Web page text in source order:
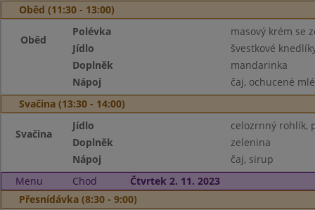
Oběd (11:30 - 13:00)
Oběd
Polévka
masový krém se
Jídlo
švestkové
Doplněk
mandarinka
Nápoj
čaj, ochucené
Svačina (13:30 - 14:00)
Svačina
Jídlo
celozrnný rohlík,
Doplněk
zelenina
Nápoj
čaj, sirup
Menu
Chod
Čtvrtek 2. 11. 2023
Přesnídávka (8:30 - 9:00)